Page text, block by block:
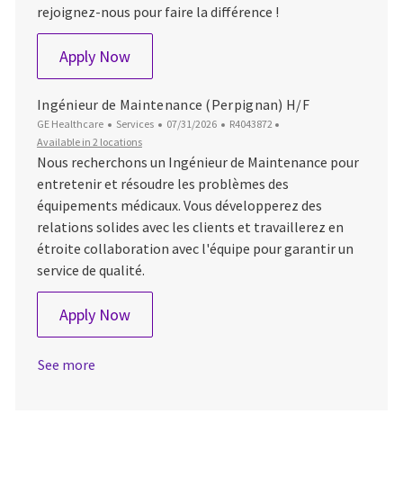
rejoignez-nous pour faire la différence !
Apply NowTechnicien de maintenance (Lille) H/F
Ingénieur de Maintenance (Perpignan) H/F
GE Healthcare Category
Services Posted Date
07/31/2026 Job Id
R4043872
Available in 2 locations
Nous recherchons un Ingénieur de Maintenance pour
entretenir et résoudre les problèmes des
équipements médicaux. Vous développerez des
relations solides avec les clients et travaillerez en
étroite collaboration avec l'équipe pour garantir un
service de qualité.
Apply NowIngénieur de Maintenance (Perpignan)
See more